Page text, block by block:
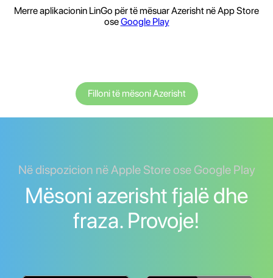
Merre aplikacionin LinGo për të mësuar Azerisht në App Store
oseGoogle Play
Filloni të mësoni Azerisht
Në dispozicion në Apple Store ose Google Play
Mësoni azerisht fjalë dhe
fraza. Provoje!